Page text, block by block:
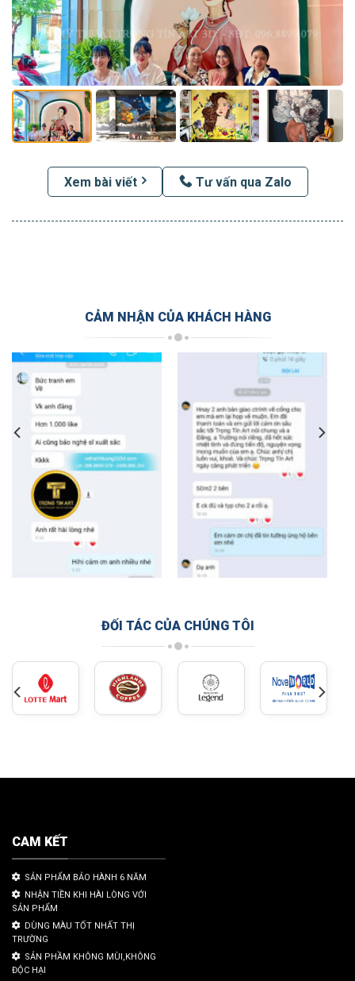
Xem bài viết Tư vấn qua Zalo
CẢM NHẬN CỦA KHÁCH HÀNG
ĐỐI TÁC CỦA CHÚNG TÔI
CAM KẾT
SẢN PHẨM BẢO HÀNH 6 NĂM
NHẬN TIỀN KHI HÀI LÒNG VỚI
SẢN PHẨM
DÙNG MÀU TỐT NHẤT THỊ
TRƯỜNG
SẢN PHẦM KHÔNG MÙI,KHÔNG
ĐỘC HẠI